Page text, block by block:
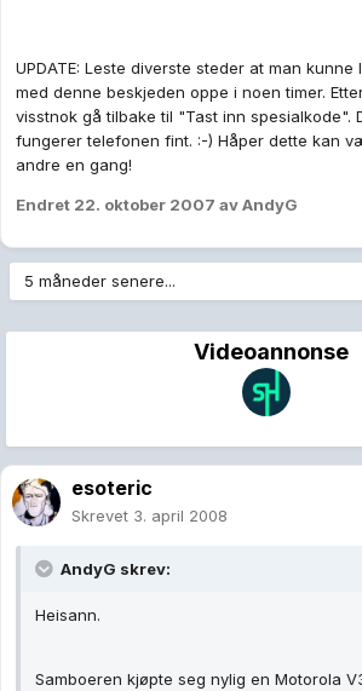
UPDATE: Leste diverste steder at man
med denne beskjeden oppe i noen timer.
visstnok gå tilbake til "Tast inn spesialkode".
fungerer telefonen fint. :-) Håper dette kan
andre en gang!
Endret 22. oktober 2007 av AndyG
5 måneder senere...
Videoannonse
esoteric
Skrevet 3. april 2008
AndyG skrev:
Heisann.
Samboeren kjøpte seg nylig en Motorola